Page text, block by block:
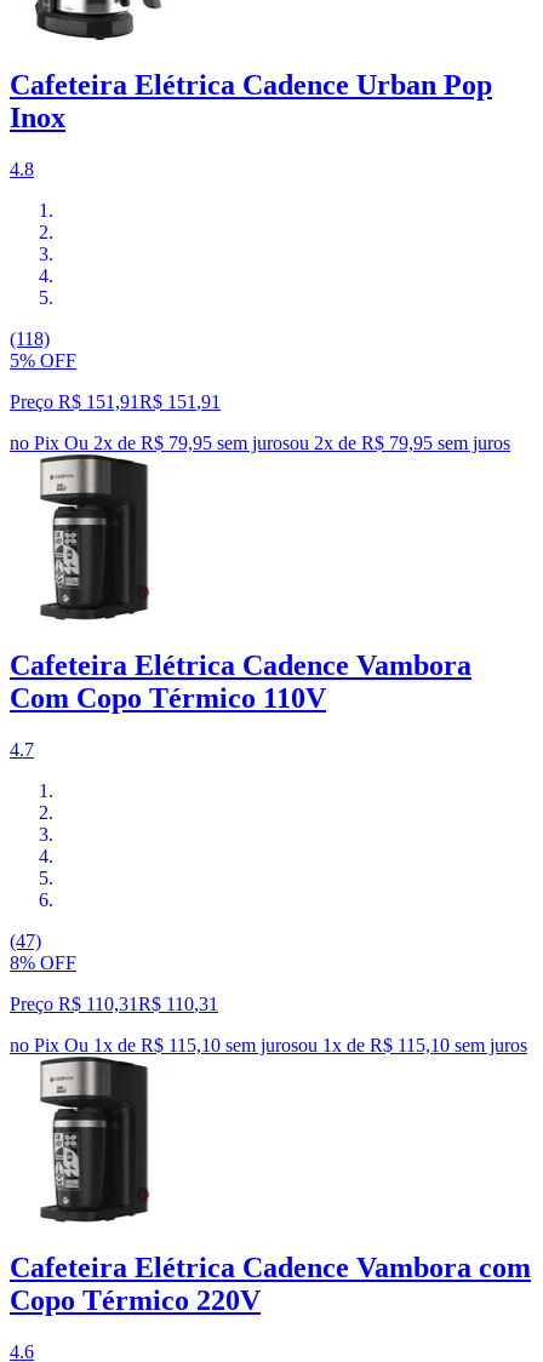
Cafeteira Elétrica Cadence Urban Pop
Inox
4.8
(118)
5% OFF
Preço R$ 151,91R$ 151 ,91
no Pix Ou 2x de R$ 79,95 sem jurosou 2x de R$ 79,95 sem juros
Cafeteira Elétrica Cadence Vambora
Com Copo Térmico 110V
4.7
(47)
8% OFF
Preço R$ 110,31R$ 110,31
no Pix Ou 1x de R$ 115,10 sem jurosou 1x de R$ 115,10 sem juros
Cafeteira Elétrica Cadence Vambora com
Copo Térmico 220V
4.6